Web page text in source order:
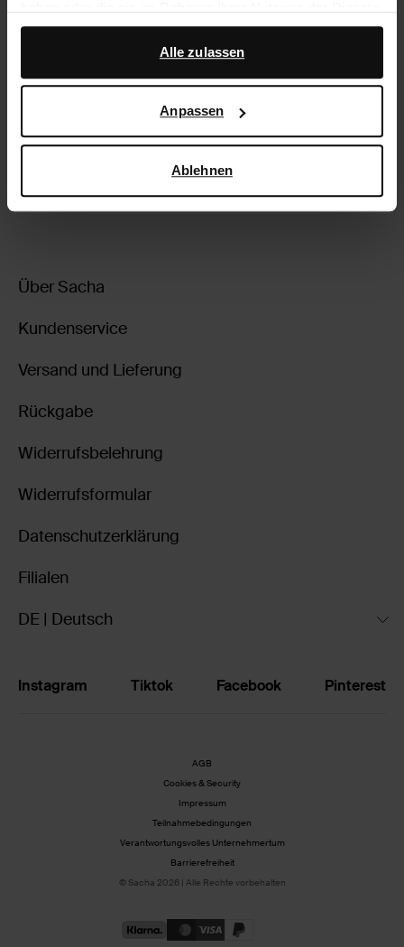
gesammelt haben.
Darüber hinaus arbeiten wir mit Google zu Werbe- und
darüber, wie Google Ihre personenbezogenen Daten
verwendet, finden Sie auf derSeite zur geschäftlichen
Alle zulassen
Anpassen
Ablehnen
Absatz. Sowohl die Innen- als auch die Außenseite der
Schuhe ist aus Leder gearbeitet.
Produktdetails
Lieferung & Rücksendung
zurückgehen
Über Sacha
Kundenservice
Versand und Lieferung
Rückgabe
Widerrufsbelehrung
Widerrufsformular
Datenschutzerklärung
Filialen
DE | Deutsch
Instagram Tiktok Facebook Pinterest
AGB
Cookies & Security
Impressum
Teilnahmebedingungen
Verantwortungsvolles Unternehmertum
Barrierefreiheit
© Sacha 2026 | Alle Rechte vorbehalten